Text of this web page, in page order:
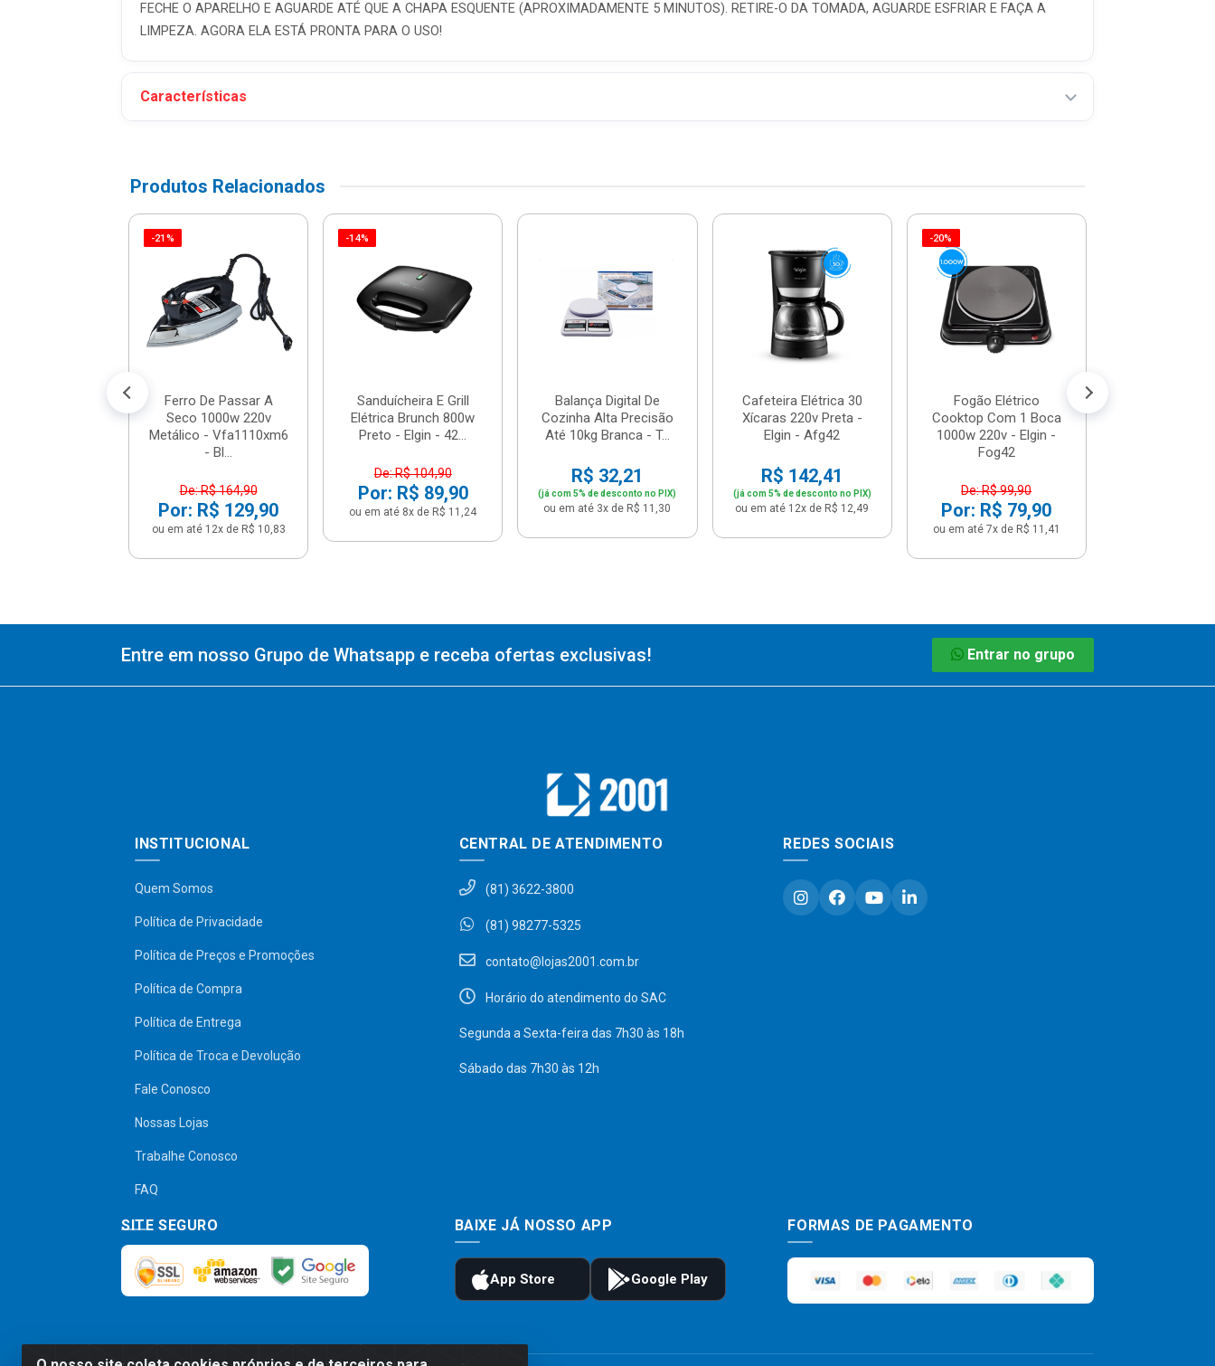
FECHE O APARELHO E AGUARDE ATÉ QUE A CHAPA ESQUENTE (APROXIMADAMENTE 5 MINUTOS). RETIRE-O DA TOMADA, AGUARDE ESFRIAR E FAÇA A
LIMPEZA. AGORA ELA ESTÁ PRONTA PARA O USO!
Características
Produtos Relacionados
-21%
Ferro De Passar A
Seco 1000w 220v
Metálico - Vfa1110xm6
- Bl...
De: R$ 164,90
Por: R$ 129,90
ou em até 12x de R$ 10,83
-14%
Sanduícheira E Grill
Elétrica Brunch 800w
Preto - Elgin - 42...
De: R$ 104,90
Por: R$ 89,90
ou em até 8x de R$ 11,24
Balança Digital De
Cozinha Alta Precisão
Até 10kg Branca - T...
R$ 32,21
(já com 5% de desconto no PIX)
ou em até 3x de R$ 11,30
Cafeteira Elétrica 30
Xícaras 220v Preta -
Elgin - Afg42
R$ 142,41
(já com 5% de desconto no PIX)
ou em até 12x de R$ 12,49
-20%
Fogão Elétrico
Cooktop Com 1 Boca
1000w 220v - Elgin -
Fog42
De: R$ 99,90
Por: R$ 79,90
ou em até 7x de R$ 11,41
Entre em nosso Grupo de Whatsapp e receba ofertas exclusivas! Entrar no grupo
INSTITUCIONAL
Quem Somos
Política de Privacidade
Política de Preços e Promoções
Política de Compra
Política de Entrega
Política de Troca e Devolução
Fale Conosco
Nossas Lojas
Trabalhe Conosco
FAQ
CENTRAL DE ATENDIMENTO
(81) 3622-3800
(81) 98277-5325
contato@lojas2001.com.br
Horário do atendimento do SAC
Segunda a Sexta-feira das 7h30 às 18h
Sábado das 7h30 às 12h
REDES SOCIAIS
SITE SEGURO BAIXE JÁ NOSSO APP FORMAS DE PAGAMENTO